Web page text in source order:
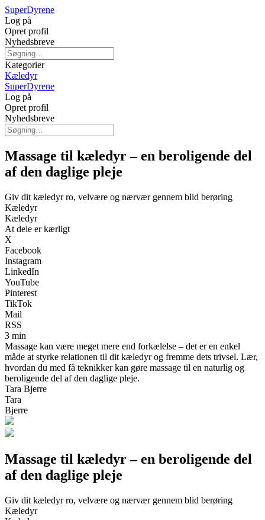
SuperDyrene
Log på
Opret profil
Nyhedsbreve
Kategorier
Kæledyr
SuperDyrene
Log på
Opret profil
Nyhedsbreve
Massage til kæledyr – en beroligende del
af den daglige pleje
Giv dit kæledyr ro, velvære og nærvær gennem blid berøring
Kæledyr
Kæledyr
At dele er kærligt
X
Facebook
Instagram
LinkedIn
YouTube
Pinterest
TikTok
Mail
RSS
3 min
Massage kan være meget mere end forkælelse – det er en enkel
måde at styrke relationen til dit kæledyr og fremme dets trivsel. Lær,
hvordan du med få teknikker kan gøre massage til en naturlig og
beroligende del af den daglige pleje.
Tara Bjerre
Tara
Bjerre
Massage til kæledyr – en beroligende del
af den daglige pleje
Giv dit kæledyr ro, velvære og nærvær gennem blid berøring
Kæledyr